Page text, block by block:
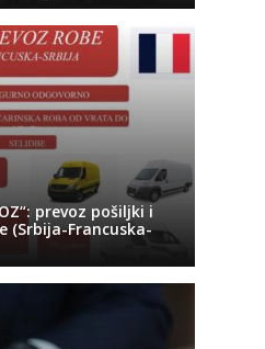
prevoz pošiljki i
(Srbija-Francuska-